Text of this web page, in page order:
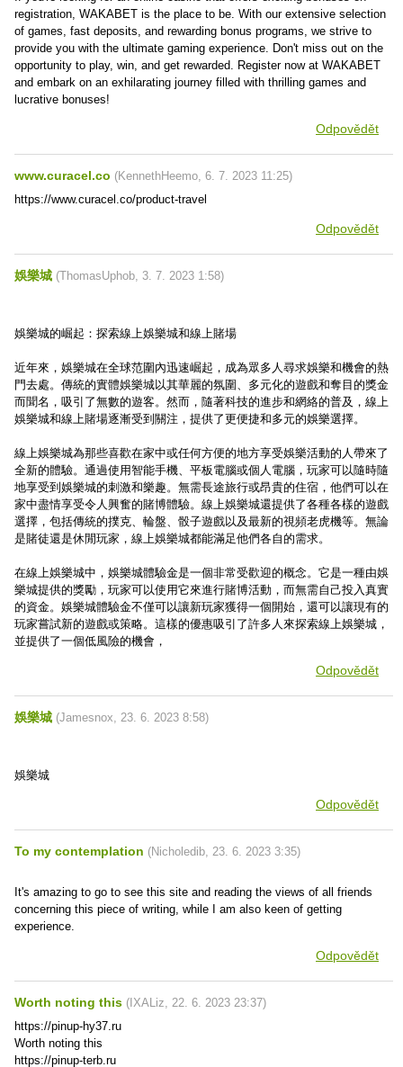
registration, WAKABET is the place to be. With our extensive selection
of games, fast deposits, and rewarding bonus programs, we strive to
provide you with the ultimate gaming experience. Don't miss out on the
opportunity to play, win, and get rewarded. Register now at WAKABET
and embark on an exhilarating journey filled with thrilling games and
lucrative bonuses!
Odpovědět
www.curacel.co (KennethHeemo, 6. 7. 2023 11:25)
https://www.curacel.co/product-travel
Odpovědět
娛樂城 (ThomasUphob, 3. 7. 2023 1:58)
娛樂城的崛起：探索線上娛樂城和線上賭場
近年來，娛樂城在全球范圍內迅速崛起，成為眾多人尋求娛樂和機會的熱
門去處。傳統的實體娛樂城以其華麗的氛圍、多元化的遊戲和奪目的獎金
而聞名，吸引了無數的遊客。然而，隨著科技的進步和網絡的普及，線上
娛樂城和線上賭場逐漸受到關注，提供了更便捷和多元的娛樂選擇。
線上娛樂城為那些喜歡在家中或任何方便的地方享受娛樂活動的人帶來了
全新的體驗。通過使用智能手機、平板電腦或個人電腦，玩家可以隨時隨
地享受到娛樂城的刺激和樂趣。無需長途旅行或昂貴的住宿，他們可以在
家中盡情享受令人興奮的賭博體驗。線上娛樂城還提供了各種各樣的遊戲
選擇，包括傳統的撲克、輪盤、骰子遊戲以及最新的視頻老虎機等。無論
是賭徒還是休閒玩家，線上娛樂城都能滿足他們各自的需求。
在線上娛樂城中，娛樂城體驗金是一個非常受歡迎的概念。它是一種由娛
樂城提供的獎勵，玩家可以使用它來進行賭博活動，而無需自己投入真實
的資金。娛樂城體驗金不僅可以讓新玩家獲得一個開始，還可以讓現有的
玩家嘗試新的遊戲或策略。這樣的優惠吸引了許多人來探索線上娛樂城，
並提供了一個低風險的機會，
Odpovědět
娛樂城 (Jamesnox, 23. 6. 2023 8:58)
娛樂城
Odpovědět
To my contemplation (Nicholedib, 23. 6. 2023 3:35)
It's amazing to go to see this site and reading the views of all friends
concerning this piece of writing, while I am also keen of getting
experience.
Odpovědět
Worth noting this ( IXALiz, 22. 6. 2023 23:37)
https://pinup-hy37.ru
Worth noting this
https://pinup-terb.ru